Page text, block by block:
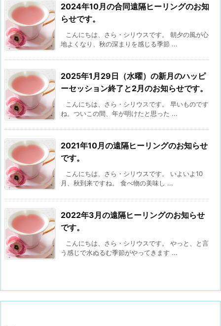
2024年10月の合同遠隔ヒーリングのお知
らせです。
こんにちは、さら・シリウスです。 朝夕の風が心
地よくなり、秋の深まりを感じる季節 ...
2025年1月29日（水曜）の新月のハッピ
ーセッション終了と2月のお知らせです。
こんにちは、さら・シリウスです。 早いものです
ね。ついこの間、年が明けたと思った ...
2021年10月の遠隔ヒーリングのお知らせ
です。
こんにちは、さら・シリウスです。 いよいよ10
月、秋到来ですね。 食べ物の美味し ...
2022年3月の遠隔ヒーリングのお知らせ
です。
こんにちは、さら・シリウスです。 やっと、と言
う感じで水ぬるむ季節がやってきます ...